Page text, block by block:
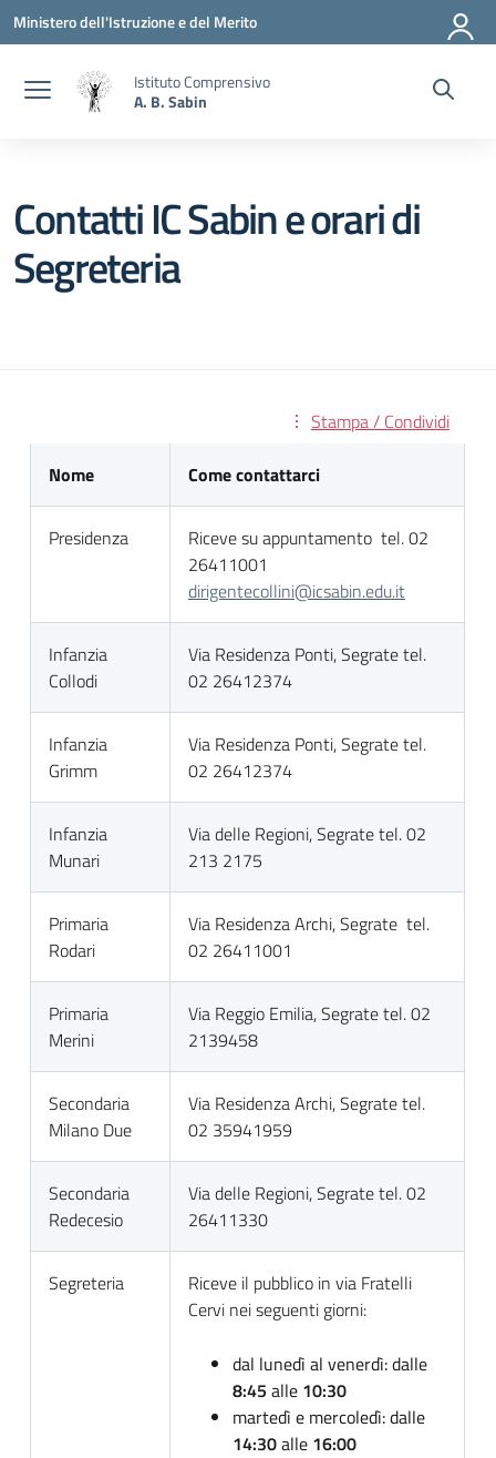
Vai ai contenuti
Vai al menu di navigazione
Vai al footer
Ministero dell'Istruzione e del Merito
Istituto Comprensivo
A. B. Sabin
Contatti IC Sabin e orari di
Segreteria
Stampa / Condividi
Nome
Come contattarci
Presidenza
Riceve su appuntamento tel. 02
26411001
dirigentecollini@icsabin.edu.it
Infanzia
Collodi
Via Residenza Ponti, Segrate tel.
02 26412374
Infanzia
Grimm
Via Residenza Ponti, Segrate tel.
02 26412374
Infanzia
Munari
Via delle Regioni, Segrate tel. 02
213 2175
Primaria
Rodari
Via Residenza Archi, Segrate tel.
02 26411001
Primaria
Merini
Via Reggio Emilia, Segrate tel. 02
2139458
Secondaria
Milano Due
Via Residenza Archi, Segrate tel.
02 35941959
Secondaria
Redecesio
Via delle Regioni, Segrate tel. 02
26411330
Segreteria
Riceve il pubblico in via Fratelli
Cervi nei seguenti giorni:
dal lunedì al venerdì: dalle
8:45 alle 10:30
martedì e mercoledì: dalle
14:30alle 16:00